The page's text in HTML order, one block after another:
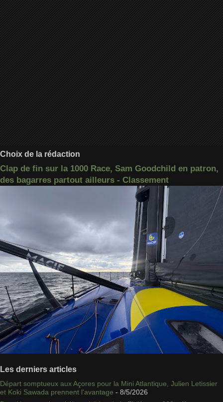
Choix de la rédaction
Clap de fin sur la 1000 Race, Sam Goodchild en patron,
des bagarres partout ailleurs - Classement
Les derniers articles
Départ somptueux aux Açores pour la Mini Atlantique, Julien Letissier
et Koki Sawada prennent l'avantage - 8/5/2026